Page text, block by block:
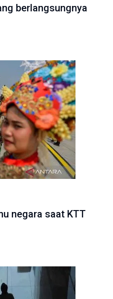
berlangsungnya
negara saat KTT